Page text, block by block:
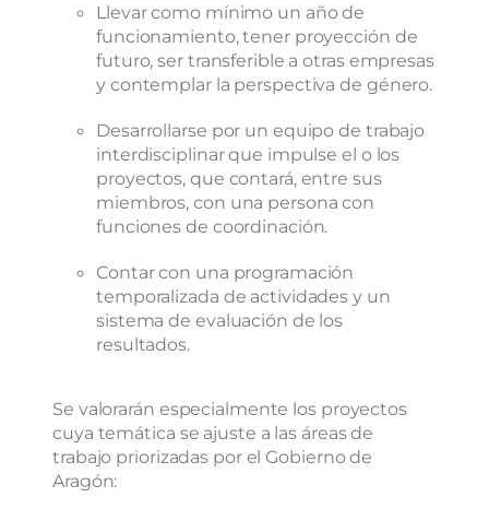
Llevar como mínimo un año de
funcionamiento, tener proyección de
futuro, ser transferible a otras empresas
y contemplar la perspectiva de género.
Desarrollarse por un equipo de trabajo
interdisciplinar que impulse el o los
proyectos, que contará, entre sus
miembros, con una persona con
funciones de coordinación.
Contar con una programación
temporalizada de actividades y un
sistema de evaluación de los
resultados.
Se valorarán especialmente los proyectos
cuya temática se ajuste a las áreas de
trabajo priorizadas por el Gobierno de
Aragón: